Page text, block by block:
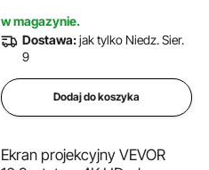
w magazynie.
Dostawa:jak tylko Niedz. Sier.
9
Dodaj do koszyka
Ekran projekcyjny VEVOR